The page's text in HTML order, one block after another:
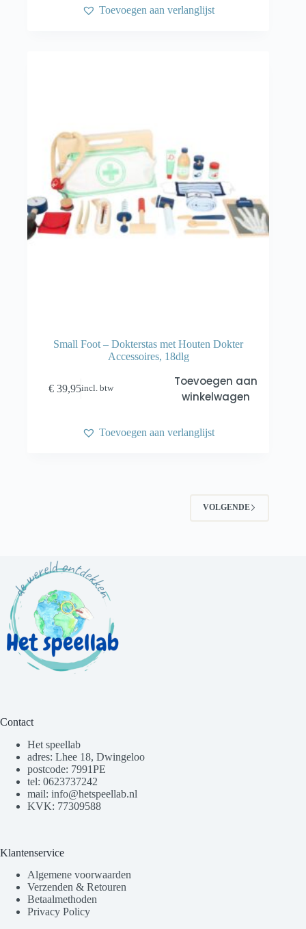
Toevoegen aan verlanglijst
Small Foot – Dokterstas met Houten Dokter
Accessoires, 18dlg
€ 39,95incl. btw
Toevoegen aan
winkelwagen
Toevoegen aan verlanglijst
VOLGENDE
Contact
Het speellab
adres: Lhee 18, Dwingeloo
postcode: 7991PE
tel: 0623737242
mail: info@hetspeellab.nl
KVK: 77309588
Klantenservice
Algemene voorwaarden
Verzenden & Retouren
Betaalmethoden
Privacy Policy